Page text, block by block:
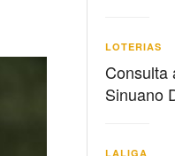
LOTERIAS
Consulta
Sinuano
LALIGA